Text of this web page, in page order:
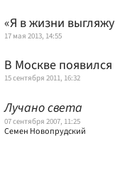
«Я в жизни
17 мая 2013, 14:55
В Москве
15 сентября 2011, 16:32
Лучано света
07 сентября 2007, 11:25
Семен Новопрудский